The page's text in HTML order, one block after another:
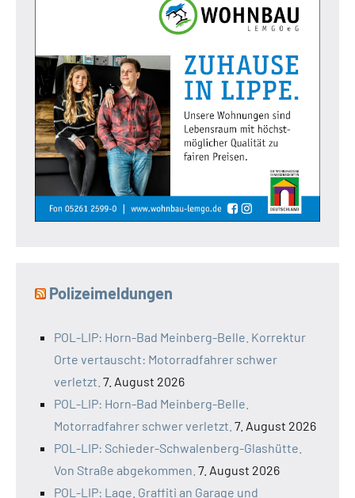
Polizeimeldungen
POL-LIP: Horn-Bad Meinberg-Belle. Korrektur
Orte vertauscht: Motorradfahrer schwer
verletzt. 7. August 2026
POL-LIP: Horn-Bad Meinberg-Belle.
Motorradfahrer schwer verletzt. 7. August 2026
POL-LIP: Schieder-Schwalenberg-Glashütte.
Von Straße abgekommen. 7. August 2026
POL-LIP: Lage. Graffiti an Garage und